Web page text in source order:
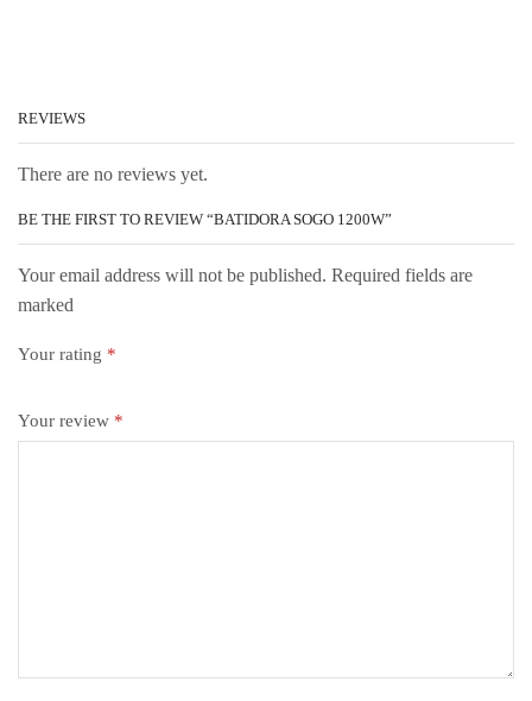
REVIEWS
There are no reviews yet.
BE THE FIRST TO REVIEW “BATIDORA SOGO 1200W”
Your email address will not be published. Required fields are
marked
Your rating *
Your review *